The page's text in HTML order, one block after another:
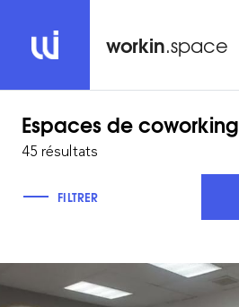
workin.space
Espaces de coworking
45 résultats
FILTRER